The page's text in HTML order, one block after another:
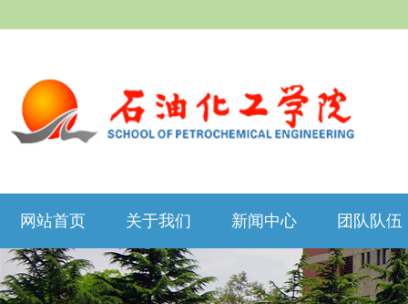
网站首页 关于我们 新闻中心 团队队伍